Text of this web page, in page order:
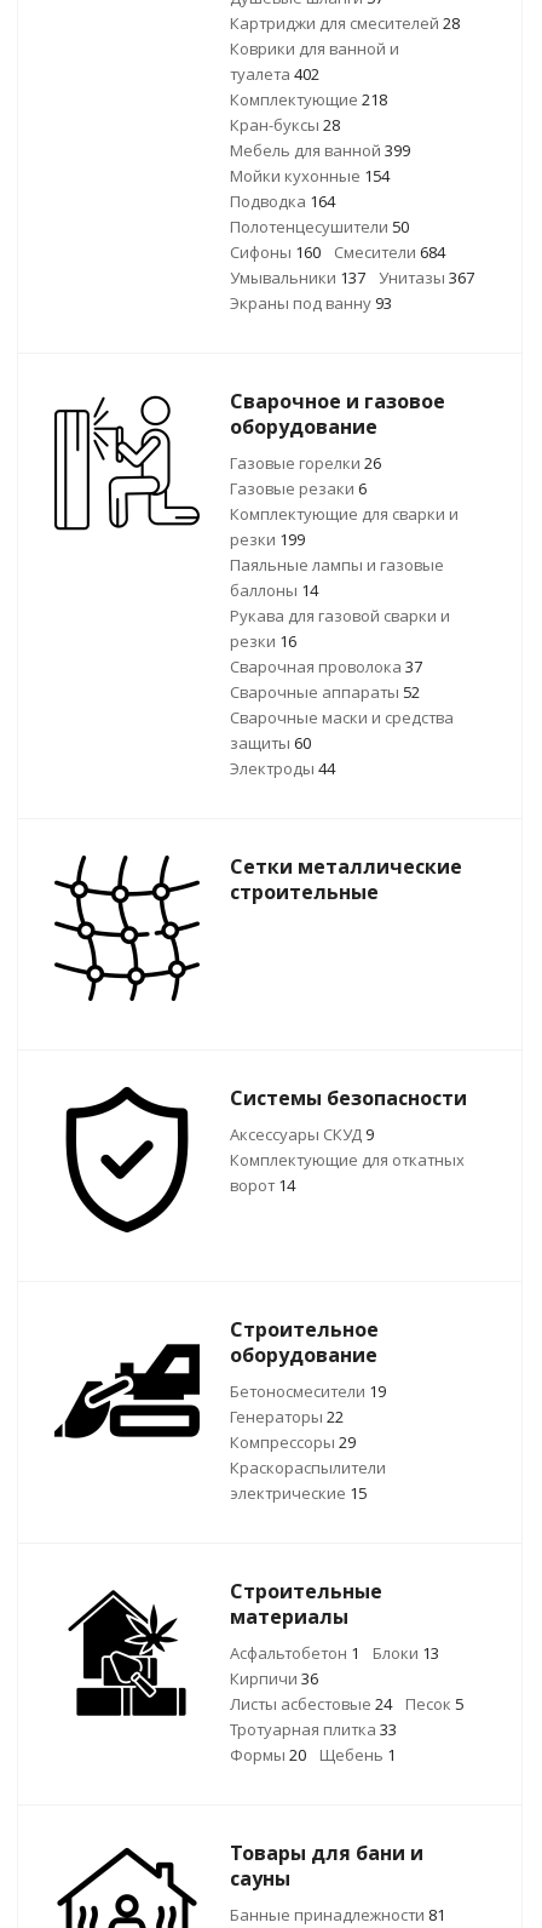
Картриджи для смесителей 28
Коврики для ванной и
туалета 402
Комплектующие 218
Кран-буксы 28
Мебель для ванной 399
Мойки кухонные 154
Подводка 164
Полотенцесушители 50
Сифоны 160 Смесители 684
Умывальники 137 Унитазы 367
Экраны под ванну 93
Сварочное и газовое
оборудование
Газовые горелки 26
Газовые резаки 6
Комплектующие для сварки и
резки 199
Паяльные лампы и газовые
баллоны 14
Рукава для газовой сварки и
резки 16
Сварочная проволока 37
Сварочные аппараты 52
Сварочные маски и средства
защиты 60
Электроды 44
Сетки металлические
строительные
Системы безопасности
Аксессуары СКУД 9
Комплектующие для откатных
ворот14
Строительное
оборудование
Бетоносмесители 19
Генераторы 22
Компрессоры 29
Краскораспылители
электрические 15
Строительные
материалы
Асфальтобетон 1 Блоки 13
Кирпичи 36
Листы асбестовые 24 Песок 5
Тротуарная плитка 33
Формы 20 Щебень 1
Товары для бани и
сауны
Банные принадлежности 81